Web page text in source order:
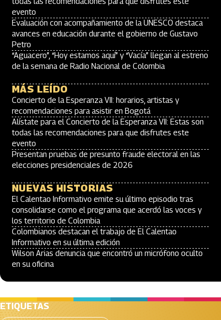
evento
Evaluación con acompañamiento de la UNESCO destaca
avances en educación durante el gobierno de Gustavo
Petro
“Aguacero”, “Hoy estamos aquí” y “Vacía” llegan al estreno
de la semana de Radio Nacional de Colombia
MÁS LEÍDO
Concierto de la Esperanza VII: horarios, artistas y
recomendaciones para asistir en Bogotá
Alístate para el Concierto de la Esperanza VII: Estas son
todas las recomendaciones para que disfrutes este
evento
Presentan pruebas de presunto fraude electoral en las
elecciones presidenciales de 2026
NUEVAS HISTORIAS
El Calentao Informativo emite su último episodio tras
consolidarse como el programa que acerdó las voces y
los territorio de Colombia
Colombianos destacan el trabajo de El Calentao
Informativo en su última edición
Wilson Arias denuncia que encontró un micrófono oculto
en su oficina
ETIQUETAS